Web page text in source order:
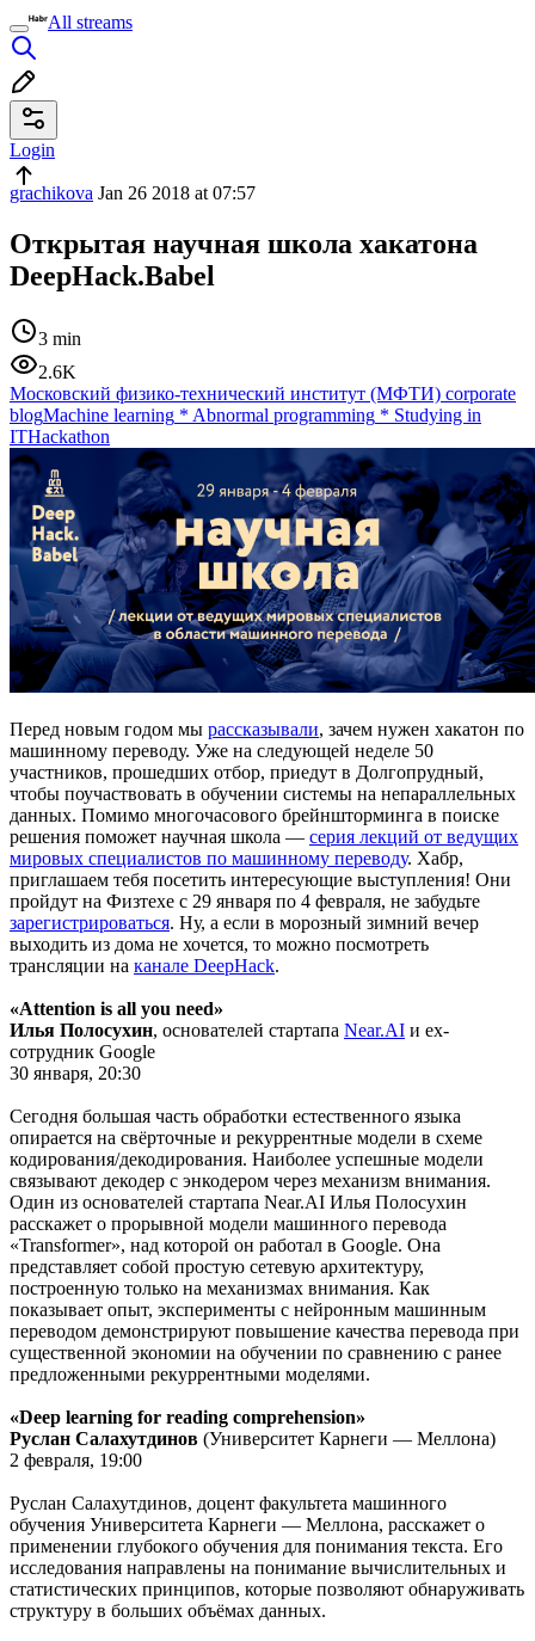
All streams
Login
grachikova Jan 26 2018 at 07:57
Открытая научная школа хакатона
DeepHack.Babel
3 min
2.6K
Московский физико-технический институт (МФТИ) corporate
blogMachine learning * Abnormal programming * Studying in
ITHackathon
Перед новым годом мы рассказывали, зачем нужен хакатон по
машинному переводу. Уже на следующей неделе 50
участников, прошедших отбор, приедут в Долгопрудный,
чтобы поучаствовать в обучении системы на непараллельных
данных. Помимо многочасового брейншторминга в поиске
решения поможет научная школа — серия лекций от ведущих
мировых специалистов по машинному переводу. Хабр,
приглашаем тебя посетить интересующие выступления! Они
пройдут на Физтехе с 29 января по 4 февраля, не забудьте
зарегистрироваться. Ну, а если в морозный зимний вечер
выходить из дома не хочется, то можно посмотреть
трансляции на канале DeepHack.
«Attention is all you need»
Илья Полосухин, основателей стартапа Near.AI и ex-
сотрудник Google
30 января, 20:30
Сегодня большая часть обработки естественного языка
опирается на свёрточные и рекуррентные модели в схеме
кодирования/декодирования. Наиболее успешные модели
связывают декодер с энкодером через механизм внимания.
Один из основателей стартапа Near.AI Илья Полосухин
расскажет о прорывной модели машинного перевода
«Transformer», над которой он работал в Google. Она
представляет собой простую сетевую архитектуру,
построенную только на механизмах внимания. Как
показывает опыт, эксперименты с нейронным машинным
переводом демонстрируют повышение качества перевода при
существенной экономии на обучении по сравнению с ранее
предложенными рекуррентными моделями.
«Deep learning for reading comprehension»
Руслан Салахутдинов (Университет Карнеги — Меллона)
2 февраля, 19:00
Руслан Салахутдинов, доцент факультета машинного
обучения Университета Карнеги — Меллона, расскажет о
применении глубокого обучения для понимания текста. Его
исследования направлены на понимание вычислительных и
статистических принципов, которые позволяют обнаруживать
структуру в больших объёмах данных.